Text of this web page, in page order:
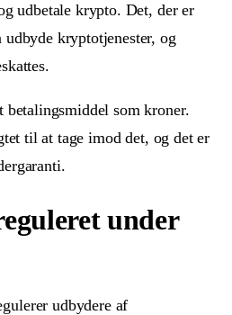
udbetale krypto. Det, der er
kryptotjenester, og
som kroner.
til at tage imod det, og det er
under
udbydere af